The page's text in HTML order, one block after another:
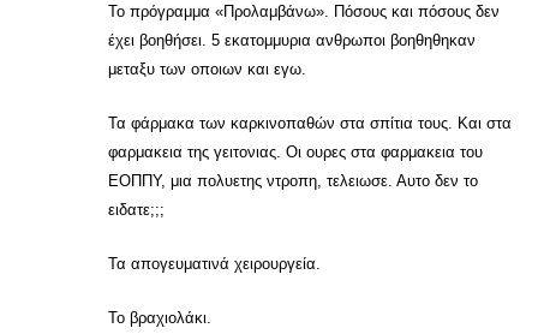
Το πρόγραμμα «Προλαμβάνω». Πόσους και πόσους δεν
έχει βοηθήσει. 5 εκατομμυρια ανθρωποι βοηθηθηκαν
μεταξυ των οποιων και εγω.
Τα φάρμακα των καρκινοπαθών στα σπίτια τους. Και στα
φαρμακεια της γειτονιας. Οι ουρες στα φαρμακεια του
ΕΟΠΠΥ, μια πολυετης ντροπη, τελειωσε. Αυτο δεν το
ειδατε;;;
Τα απογευματινά χειρουργεία.
Το βραχιολάκι.